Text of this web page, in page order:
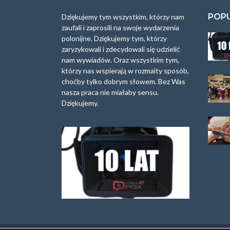
:
Dziękujemy tym wszystkim, którzy nam
zaufali i zaprosili na swoje wydarzenia
polonijne. Dziękujemy tym, którzy
zaryzykowali i zdecydowali się udzielić
nam wywiadów. Oraz wszystkim tym,
którzy nas wspierają w rozmaity sposób,
choćby tylko dobrym słowem. Bez Was
nasza praca nie miałaby sensu.
Dziękujemy.